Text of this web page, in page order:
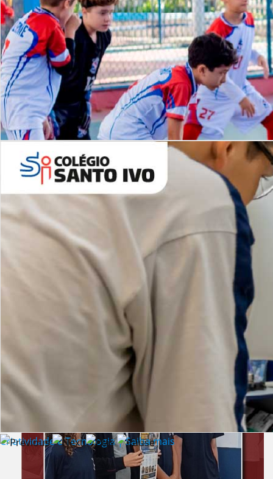
Desafios | Saiba mais
Criatividade e Tecnologia | Saiba mais
NOSSOCANAL